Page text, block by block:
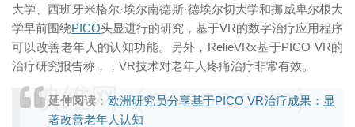
大学、西班牙米格尔·埃尔南德斯·德埃尔切大学和挪威卑尔根大
学早前围绕PICO头显进行的研究，基于VR的数字治疗应用程序
可以改善老年人的认知功能。另外，RelieVRx基于PICO VR的
治疗研究报告称，，VR技术对老年人疼痛治疗非常有效。
延伸阅读 ： 欧洲研究员分享基于PICO VR治疗成果：显
著改善老年人认知
映维网（nweon.com）